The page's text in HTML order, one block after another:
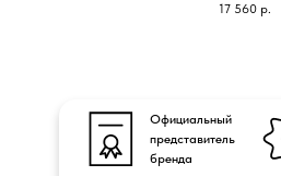
17 560 р.
Официальный
представитель
бренда